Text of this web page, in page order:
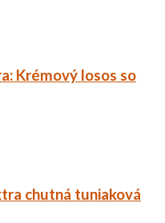
Krémový losos so
chutná tuniaková